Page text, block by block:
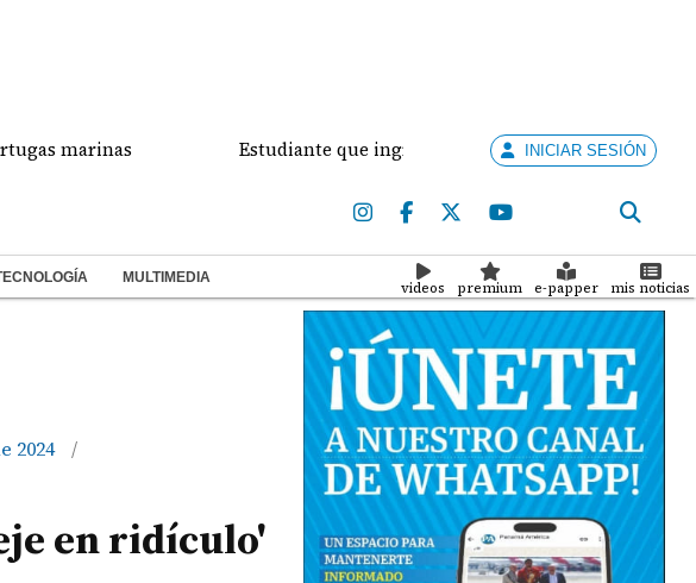
Estudiante que ingresó con un arma de fuego al 'Dolores
INICIAR SESIÓN
MULTIMEDIA
videos premium e-papper mis noticias
2024 /
en ridículo'